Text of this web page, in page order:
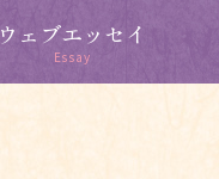
ウェブエッセイ
Essay